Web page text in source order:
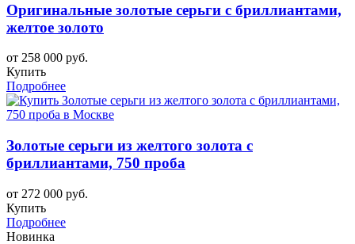
Оригинальные золотые серьги с бриллиантами,
желтое золото
от 258 000 руб.
Купить
Подробнее
Золотые серьги из желтого золота с
бриллиантами, 750 проба
от 272 000 руб.
Купить
Подробнее
Новинка